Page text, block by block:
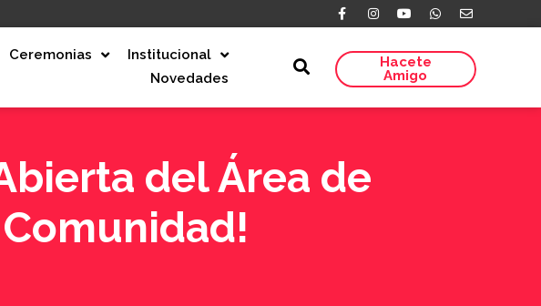
Ceremonias
Institucional
Novedades
Hacete
Amigo
del Área de